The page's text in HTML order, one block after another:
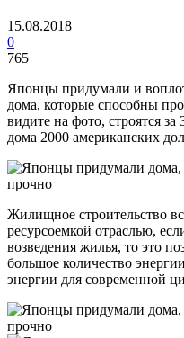
15.08.2018
0
765
Японцы придумали и
дома, которые способны
видите на фото, строятся за
дома 2000 американских
Жилищное строительство
ресурсоемкой отраслью,
возведения жилья, то это
большое количество
энергии для современной